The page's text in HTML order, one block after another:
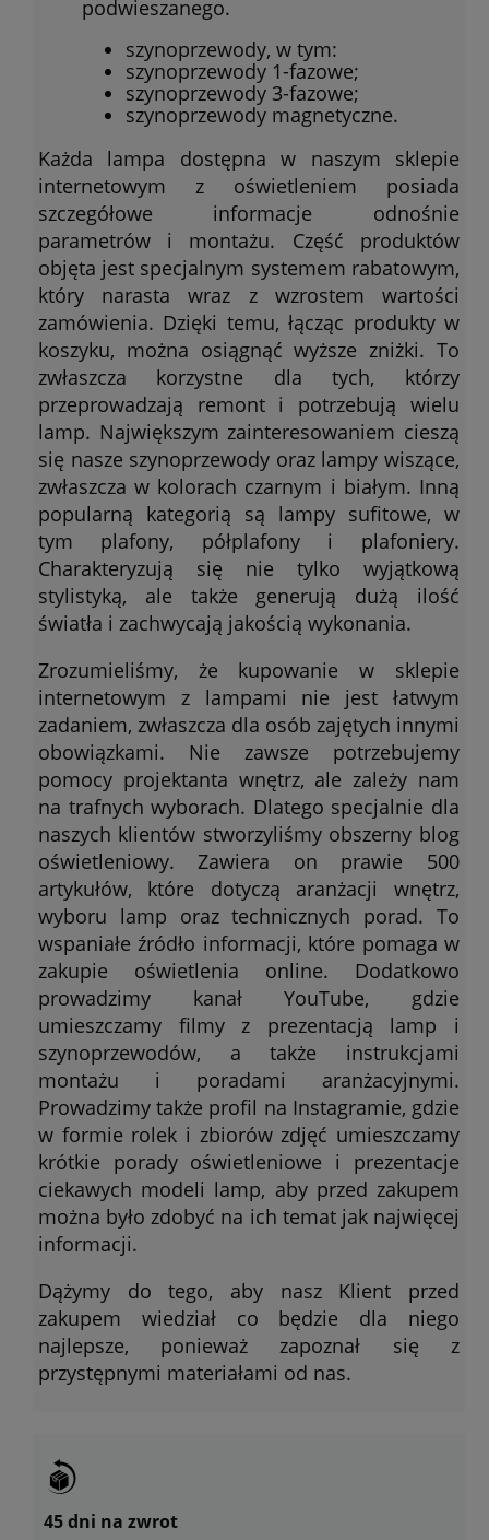
podwieszanego.
szynoprzewody, w tym:
szynoprzewody 1-fazowe;
szynoprzewody 3-fazowe;
szynoprzewody magnetyczne.
Każda lampa dostępna w naszym sklepie
internetowym z oświetleniem posiada
szczegółowe informacje odnośnie
parametrów i montażu. Część produktów
objęta jest specjalnym systemem rabatowym,
który narasta wraz z wzrostem wartości
zamówienia. Dzięki temu, łącząc produkty w
koszyku, można osiągnąć wyższe zniżki. To
zwłaszcza korzystne dla tych, którzy
przeprowadzają remont i potrzebują wielu
lamp. Największym zainteresowaniem cieszą
się nasze szynoprzewody oraz lampy wiszące,
zwłaszcza w kolorach czarnym i białym. Inną
popularną kategorią są lampy sufitowe, w
tym plafony, półplafony i plafoniery.
Charakteryzują się nie tylko wyjątkową
stylistyką, ale także generują dużą ilość
światła i zachwycają jakością wykonania.
Zrozumieliśmy, że kupowanie w sklepie
internetowym z lampami nie jest łatwym
zadaniem, zwłaszcza dla osób zajętych innymi
obowiązkami. Nie zawsze potrzebujemy
pomocy projektanta wnętrz, ale zależy nam
na trafnych wyborach. Dlatego specjalnie dla
naszych klientów stworzyliśmy obszerny blog
oświetleniowy. Zawiera on prawie 500
artykułów, które dotyczą aranżacji wnętrz,
wyboru lamp oraz technicznych porad. To
wspaniałe źródło informacji, które pomaga w
zakupie oświetlenia online. Dodatkowo
prowadzimy kanał YouTube, gdzie
umieszczamy filmy z prezentacją lamp i
szynoprzewodów, a także instrukcjami
montażu i poradami aranżacyjnymi.
Prowadzimy także profil na Instagramie, gdzie
w formie rolek i zbiorów zdjęć umieszczamy
krótkie porady oświetleniowe i prezentacje
ciekawych modeli lamp, aby przed zakupem
można było zdobyć na ich temat jak najwięcej
informacji.
Dążymy do tego, aby nasz Klient przed
zakupem wiedział co będzie dla niego
najlepsze, ponieważ zapoznał się z
przystępnymi materiałami od nas.
45 dni na zwrot